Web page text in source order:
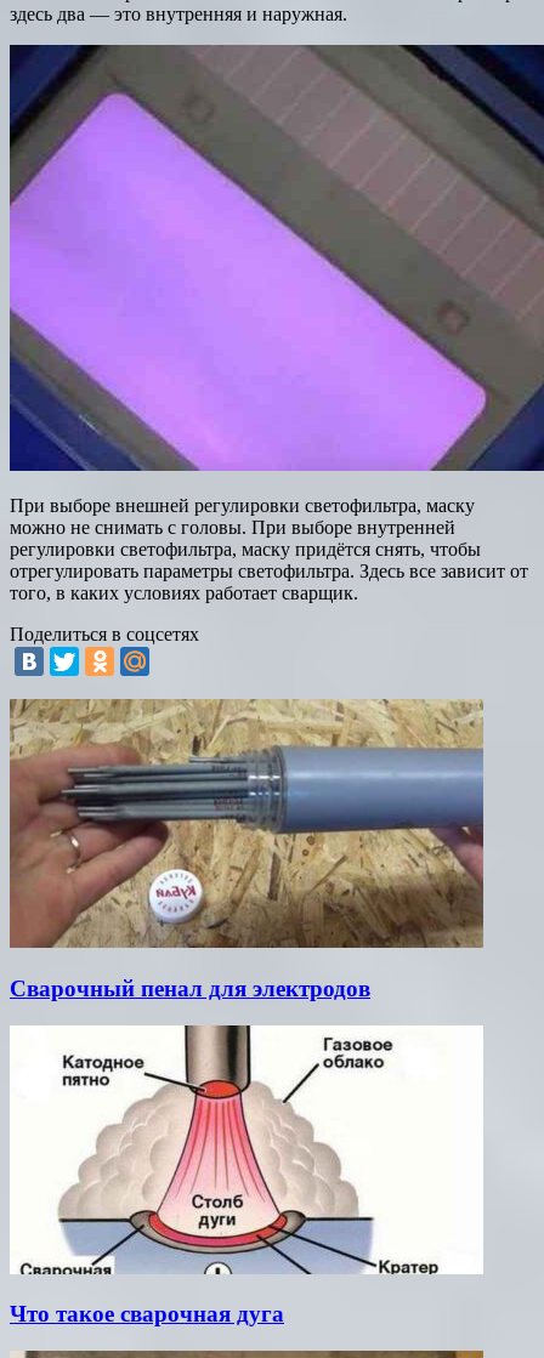
здесь два — это внутренняя и наружная.
При выборе внешней регулировки светофильтра, маску
можно не снимать с головы. При выборе внутренней
регулировки светофильтра, маску придётся снять, чтобы
отрегулировать параметры светофильтра. Здесь все зависит от
того, в каких условиях работает сварщик.
Поделиться в соцсетях
Сварочный пенал для электродов
Что такое сварочная дуга